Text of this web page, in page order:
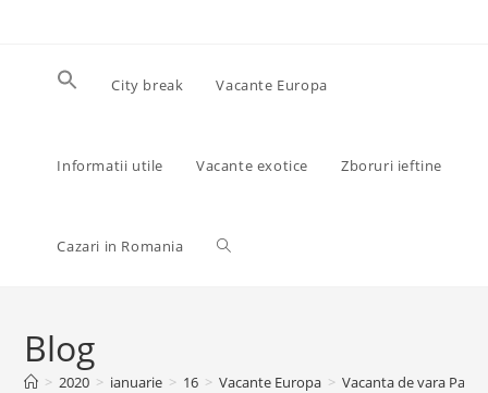
City break Vacante Europa
Informatii utile Vacante exotice Zboruri ieftine
Cazari in Romania Toggle
Blog
> 2020 > ianuarie > 16 > Vacante Europa > Vacanta de vara